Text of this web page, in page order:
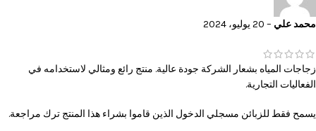
محمد علي – 20 يوليو، 2024
زجاجات المياه بشعار الشركة جودة عالية. منتج رائع ومثالي لاستخدامه في
الفعاليات التجارية.
يسمح فقط للزبائن مسجلي الدخول الذين قاموا بشراء هذا المنتج ترك مراجعة.